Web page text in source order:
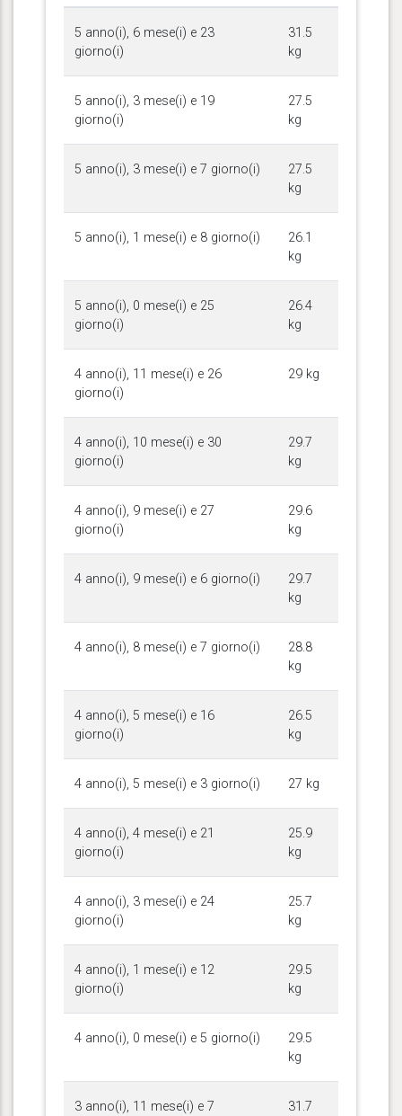
5 anno(i), 6 mese(i) e 23
giorno(i)
31.5
kg
5 anno(i), 3 mese(i) e 19
giorno(i)
27.5
kg
5 anno(i), 3 mese(i) e 7 giorno(i)
27.5
kg
5 anno(i), 1 mese(i) e 8 giorno(i)
26.1
kg
5 anno(i), 0 mese(i) e 25
giorno(i)
26.4
kg
4 anno(i), 11 mese(i) e 26
giorno(i)
29 kg
4 anno(i), 10 mese(i) e 30
giorno(i)
29.7
kg
4 anno(i), 9 mese(i) e 27
giorno(i)
29.6
kg
4 anno(i), 9 mese(i) e 6 giorno(i)
29.7
kg
4 anno(i), 8 mese(i) e 7 giorno(i)
28.8
kg
4 anno(i), 5 mese(i) e 16
giorno(i)
26.5
kg
4 anno(i), 5 mese(i) e 3 giorno(i) 27 kg
4 anno(i), 4 mese(i) e 21
giorno(i)
25.9
kg
4 anno(i), 3 mese(i) e 24
giorno(i)
25.7
kg
4 anno(i), 1 mese(i) e 12
giorno(i)
29.5
kg
4 anno(i), 0 mese(i) e 5 giorno(i)
29.5
kg
3 anno(i), 11 mese(i) e 7
31.7